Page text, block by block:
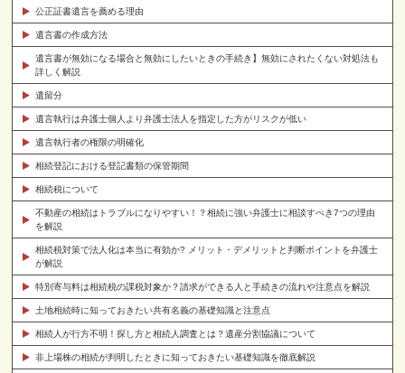
公正証書遺言を薦める理由
遺言書の作成方法
遺言書が無効になる場合と無効にしたいときの手続き】無効にされたくない対処法も
詳しく解説
遺留分
遺言執行は弁護士個人より弁護士法人を指定した方がリスクが低い
遺言執行者の権限の明確化
相続登記における登記書類の保管期間
相続税について
不動産の相続はトラブルになりやすい！？相続に強い弁護士に相談すべき7つの理由
を解説
相続税対策で法人化は本当に有効か? メリット・デメリットと判断ポイントを弁護士
が解説
特別寄与料は相続税の課税対象か？請求ができる人と手続きの流れや注意点を解説
土地相続時に知っておきたい共有名義の基礎知識と注意点
相続人が行方不明！探し方と相続人調査とは？遺産分割協議について
非上場株の相続が判明したときに知っておきたい基礎知識を徹底解説